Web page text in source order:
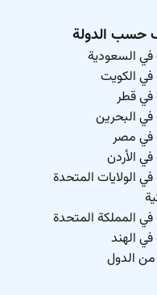
حسب الدولة
السعودية
الكويت
قطر
البحرين
في مصر
الأردن
الولايات المتحدة
المملكة المتحدة
الهند
من الدول